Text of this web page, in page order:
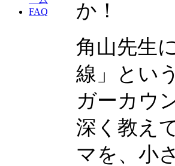
FAQ
か！
角山先生
線」とい
ガーカウ
深く教え
マを、小